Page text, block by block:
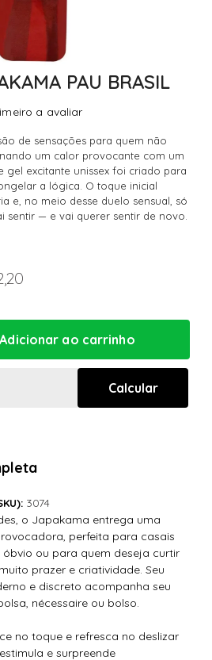
PAU BRASIL
a avaliar
de sensações para quem não
um calor provocante com um
gel excitante unissex foi criado para
a lógica. O toque inicial
e, no meio desse duelo sensual, só
sentir — e vai querer sentir de novo.
3074
o Japakama entrega uma
perfeita para casais
ou para quem deseja curtir
prazer e criatividade. Seu
e discreto acompanha seu
nécessaire ou bolso.
no toque e refresca no deslizar
e surpreende